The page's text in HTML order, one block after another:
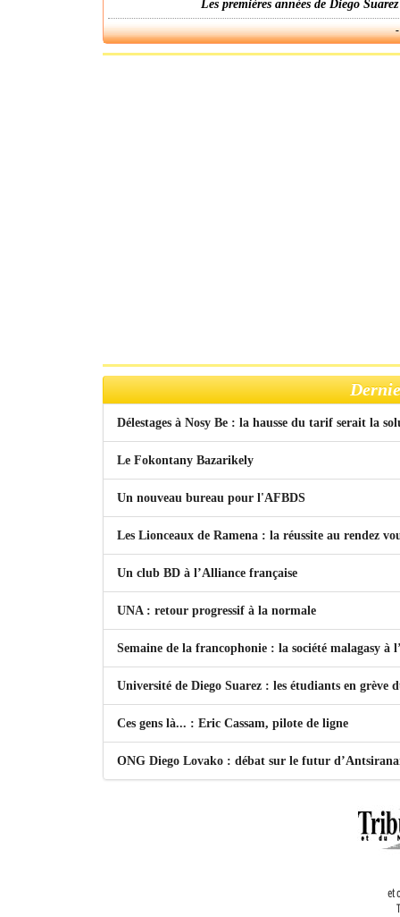
Les premières années de Diego
Délestages à Nosy Be : la hausse du tarif serait la
Le Fokontany Bazarikely
Un nouveau bureau pour l'AFBDS
Les Lionceaux de Ramena : la réussite au rendez
Un club BD à l’Alliance française
UNA : retour progressif à la normale
Semaine de la francophonie : la société malagasy à
Université de Diego Suarez : les étudiants en grève
Ces gens là... : Eric Cassam, pilote de ligne
ONG Diego Lovako : débat sur le futur
et